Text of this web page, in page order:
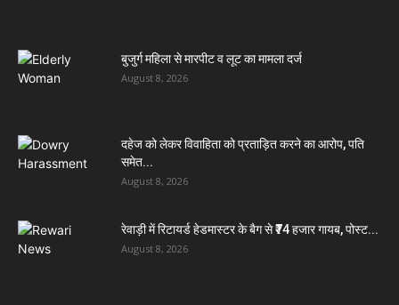
बुजुर्ग महिला से मारपीट व लूट का मामला दर्ज
August 8, 2026
दहेज को लेकर विवाहिता को प्रताड़ित करने का आरोप, पति
समेत...
August 8, 2026
रेवाड़ी में रिटायर्ड हेडमास्टर के बैग से ₹74 हजार गायब, पोस्ट...
August 8, 2026